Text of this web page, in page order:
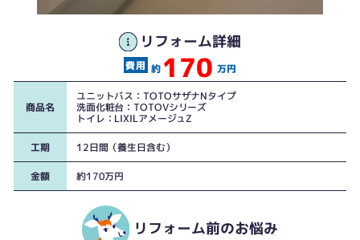
リフォーム詳細
約 170 万円
商品名
ユニットバス：TOTOサザナNタイプ
洗面化粧台：TOTOVシリーズ
トイレ：LIXILアメージュZ
工期 12日間（養生日含む）
金額 約170万円
リフォーム前のお悩み
浴槽も大きく、今後を意識した空間に